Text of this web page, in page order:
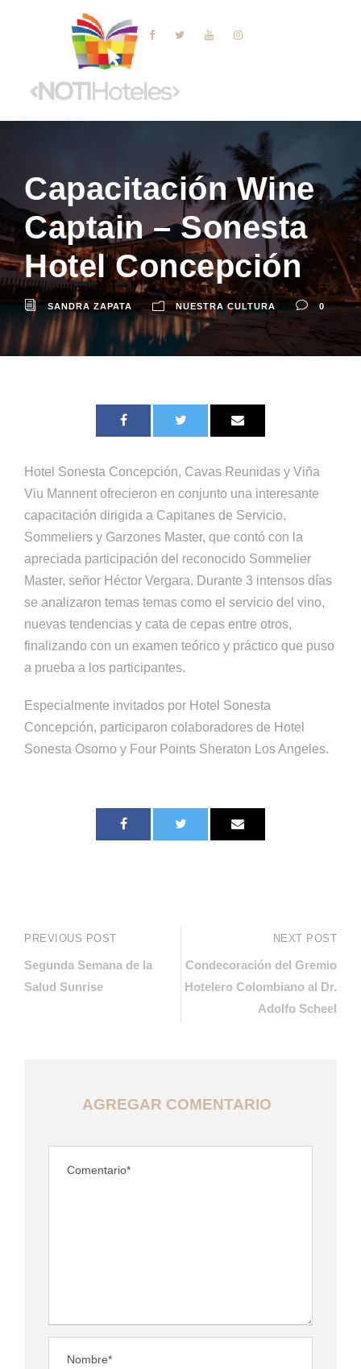
Capacitación Wine
Captain – Sonesta
Hotel Concepción
SANDRA ZAPATA NUESTRA CULTURA 0
Hotel Sonesta Concepción, Cavas Reunidas y Viña
Viu Mannent ofrecieron en conjunto una interesante
capacitación dirigida a Capitanes de Servicio,
Sommeliers y Garzones Master, que contó con la
apreciada participación del reconocido Sommelier
Master, señor Héctor Vergara. Durante 3 intensos días
se analizaron temas temas como el servicio del vino,
nuevas tendencias y cata de cepas entre otros,
finalizando con un examen teórico y práctico que puso
a prueba a los participantes.
Especialmente invitados por Hotel Sonesta
Concepción, participaron colaboradores de Hotel
Sonesta Osorno y Four Points Sheraton Los Angeles.
PREVIOUS POST
Segunda Semana de la
Salud Sunrise
NEXT POST
Condecoración del Gremio
Hotelero Colombiano al Dr.
Adolfo Scheel
AGREGAR COMENTARIO